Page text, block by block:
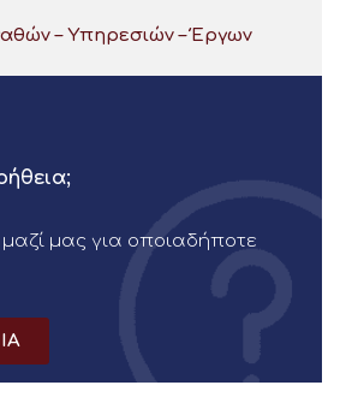
– Υπηρεσιών – Έργων
μαζί μας για οποιαδήποτε